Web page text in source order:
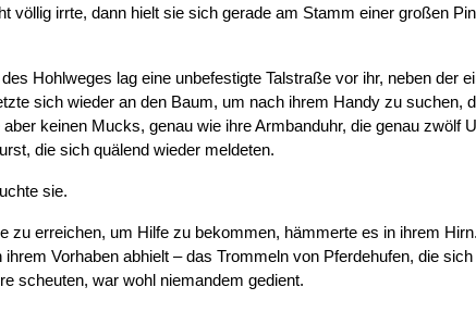
völlig irrte, dann hielt sie sich gerade am Stamm einer großen
Hohlweges lag eine unbefestigte Talstraße vor ihr, neben der
sich wieder an den Baum, um nach ihrem Handy zu suchen,
keinen Mucks, genau wie ihre Armbanduhr, die genau zwölf
die sich quälend wieder meldeten.
sie.
zu erreichen, um Hilfe zu bekommen, hämmerte es in ihrem
Vorhaben abhielt – das Trommeln von Pferdehufen, die
scheuten, war wohl niemandem gedient.